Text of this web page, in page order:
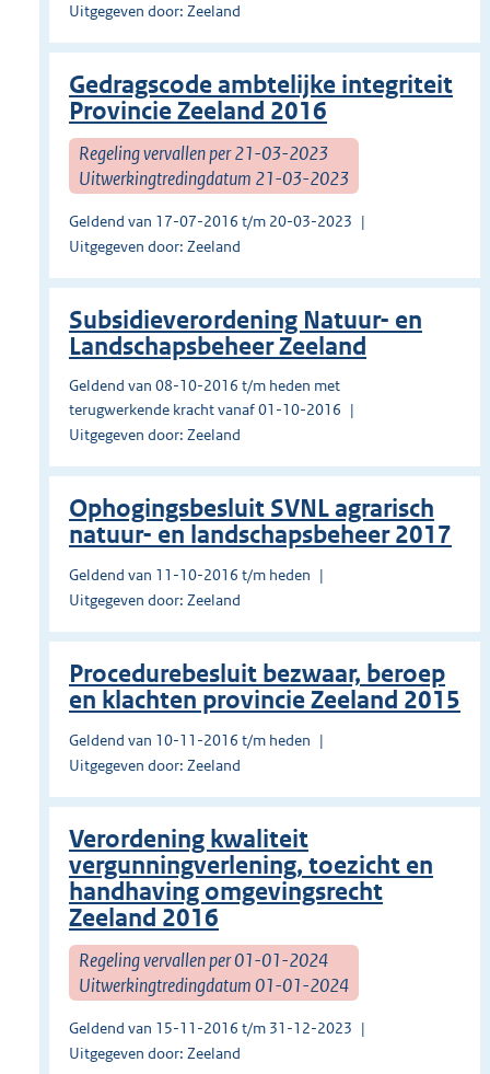
Uitgegeven door: Zeeland
Gedragscode ambtelijke integriteit
Provincie Zeeland 2016
Regeling vervallen per 21-03-2023
Uitwerkingtredingdatum 21-03-2023
Geldend van 17-07-2016 t/m 20-03-2023
Uitgegeven door: Zeeland
Subsidieverordening Natuur- en
Landschapsbeheer Zeeland
Geldend van 08-10-2016 t/m heden met
terugwerkende kracht vanaf 01-10-2016
Uitgegeven door: Zeeland
Ophogingsbesluit SVNL agrarisch
natuur- en landschapsbeheer 2017
Geldend van 11-10-2016 t/m heden
Uitgegeven door: Zeeland
Procedurebesluit bezwaar, beroep
en klachten provincie Zeeland 2015
Geldend van 10-11-2016 t/m heden
Uitgegeven door: Zeeland
Verordening kwaliteit
vergunningverlening, toezicht en
handhaving omgevingsrecht
Zeeland 2016
Regeling vervallen per 01-01-2024
Uitwerkingtredingdatum 01-01-2024
Geldend van 15-11-2016 t/m 31-12-2023
Uitgegeven door: Zeeland